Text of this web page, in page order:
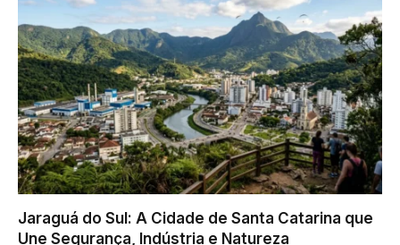
Jaraguá do Sul: A Cidade de Santa Catarina que
Une Segurança, Indústria e Natureza